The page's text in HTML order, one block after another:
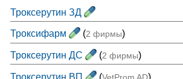
Троксерутин ЗД
Троксифарм (2 фирмы)
Троксерутин ДС (2 фирмы)